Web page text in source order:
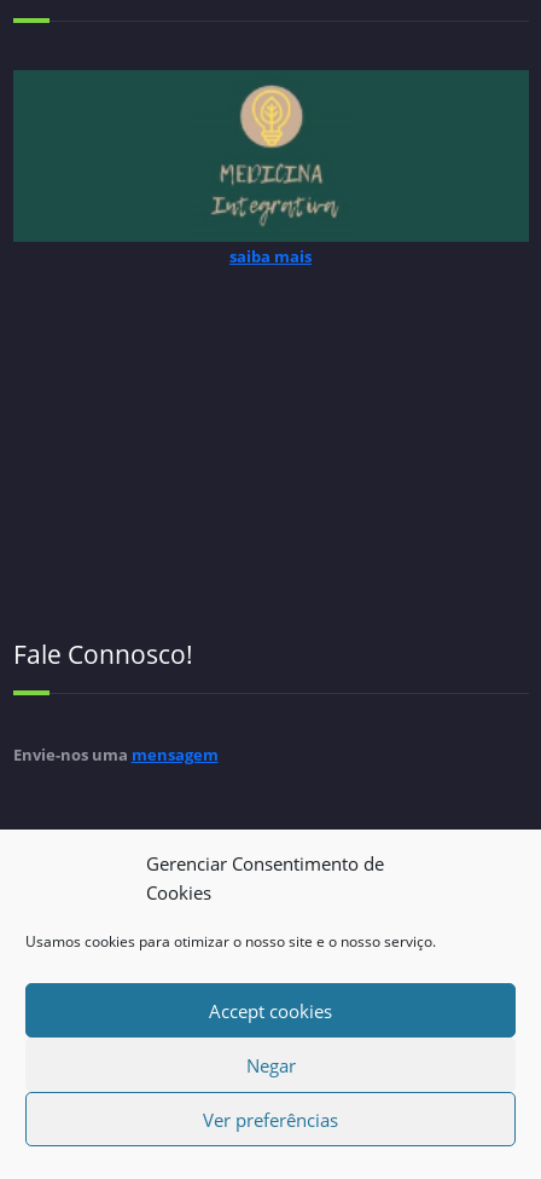
Gerenciar Consentimento de
Cookies
Usamos cookies para otimizar o nosso site e o nosso serviço.
Accept cookies
Negar
Ver preferências
saiba mais
Fale Connosco!
Envie-nos uma mensagem
Política de privacidade
Consulte a nossapolítica de privacidade
Proudly powered by by SpiceThemes